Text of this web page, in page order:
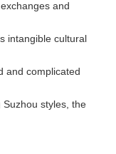
and
intangible cultural
and complicated
Suzhou styles, the